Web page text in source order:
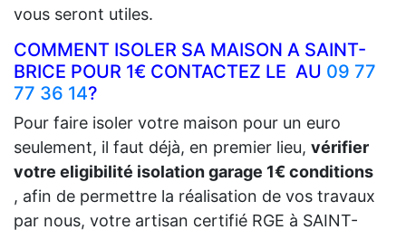
vous seront utiles.
COMMENT ISOLER SA MAISON A SAINT-
BRICE POUR 1€ CONTACTEZ LE AU 09 77
77 36 14?
Pour faire isoler votre maison pour un euro
seulement, il faut déjà, en premier lieu, vérifier
votre eligibilité isolation garage 1€ conditions
, afin de permettre la réalisation de vos travaux
par nous, votre artisan certifié RGE à SAINT-